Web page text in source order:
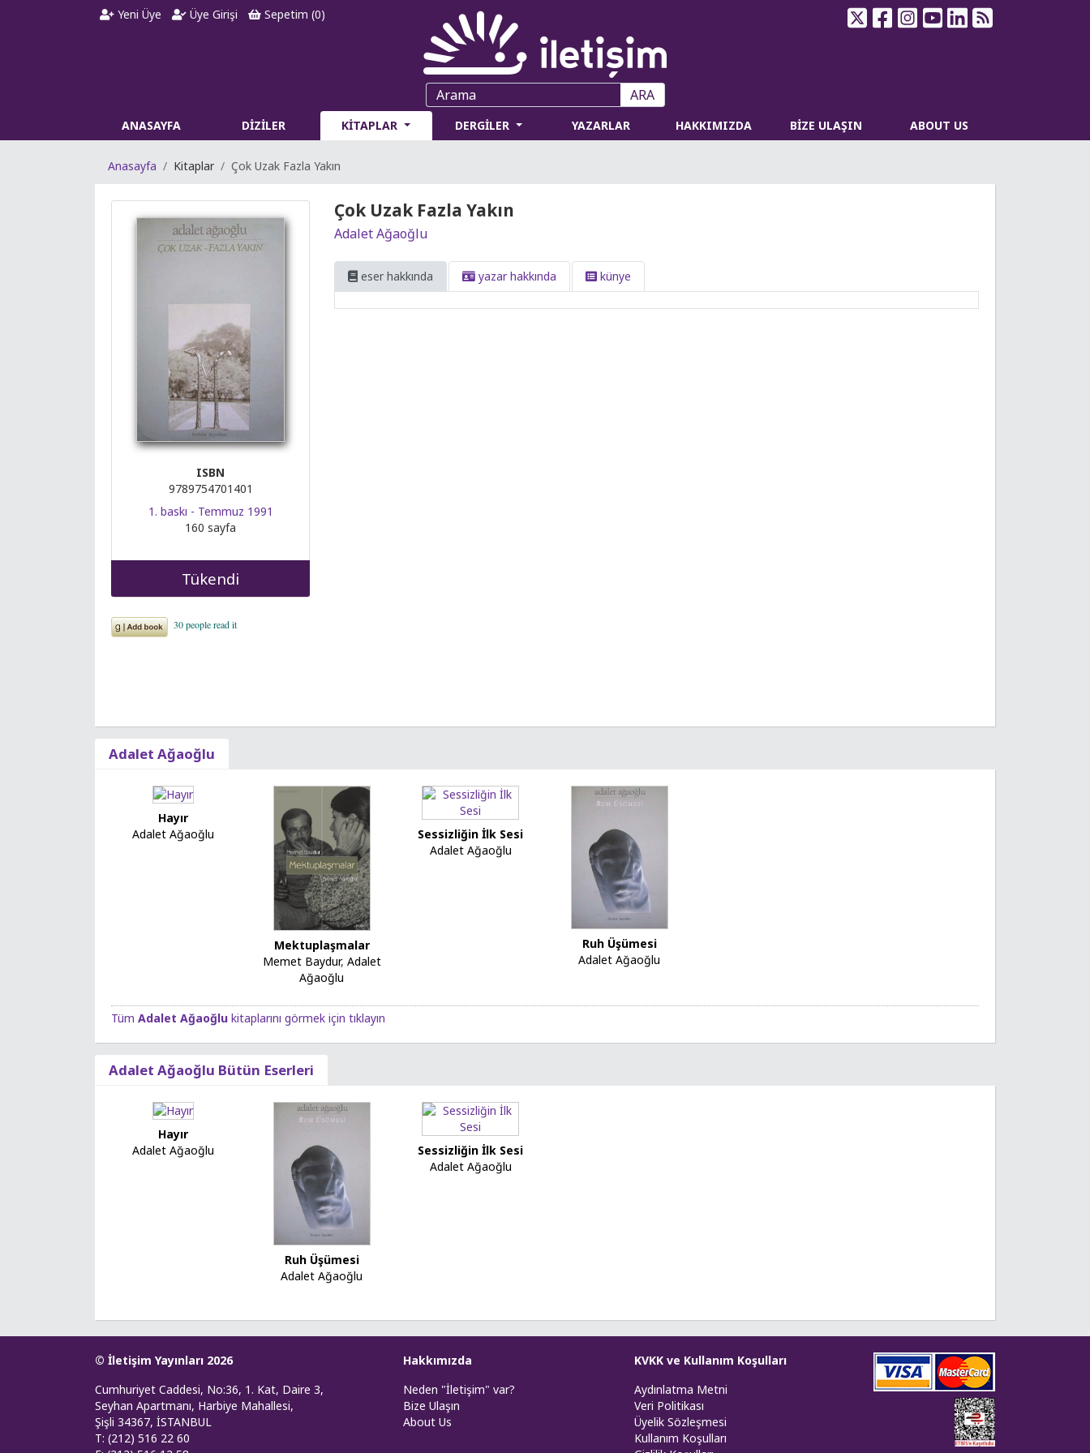
Yeni Üye Üye Girişi Sepetim (0)
ARA
ANASAYFA DİZİLER KİTAPLAR DERGİLER YAZARLAR HAKKIMIZDA BİZE ULAŞIN ABOUT US
Anasayfa Kitaplar Çok Uzak Fazla Yakın
ISBN
9789754701401
1. baskı - Temmuz 1991
160 sayfa
Tükendi
Çok Uzak Fazla Yakın
Adalet Ağaoğlu
eser hakkında yazar hakkında künye
Adalet Ağaoğlu
Hayır
Adalet Ağaoğlu
Mektuplaşmalar
Memet Baydur, Adalet
Ağaoğlu
Sessizliğin İlk Sesi
Adalet Ağaoğlu
Ruh Üşümesi
Adalet Ağaoğlu
Tüm Adalet Ağaoğlu kitaplarını görmek için tıklayın
Adalet Ağaoğlu Bütün Eserleri
Hayır
Adalet Ağaoğlu
Ruh Üşümesi
Adalet Ağaoğlu
Sessizliğin İlk Sesi
Adalet Ağaoğlu
© İletişim Yayınları 2026
Cumhuriyet Caddesi, No:36, 1. Kat, Daire 3,
Seyhan Apartmanı, Harbiye Mahallesi,
Şişli 34367, İSTANBUL
T: (212) 516 22 60
Hakkımızda
Neden "İletişim" var?
Bize Ulaşın
About Us
KVKK ve Kullanım Koşulları
Aydınlatma Metni
Veri Politikası
Üyelik Sözleşmesi
Kullanım Koşulları